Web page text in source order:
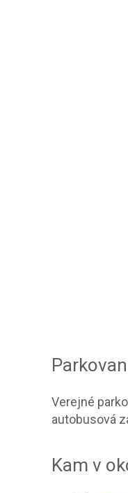
Verejné
autobusová
Kam v